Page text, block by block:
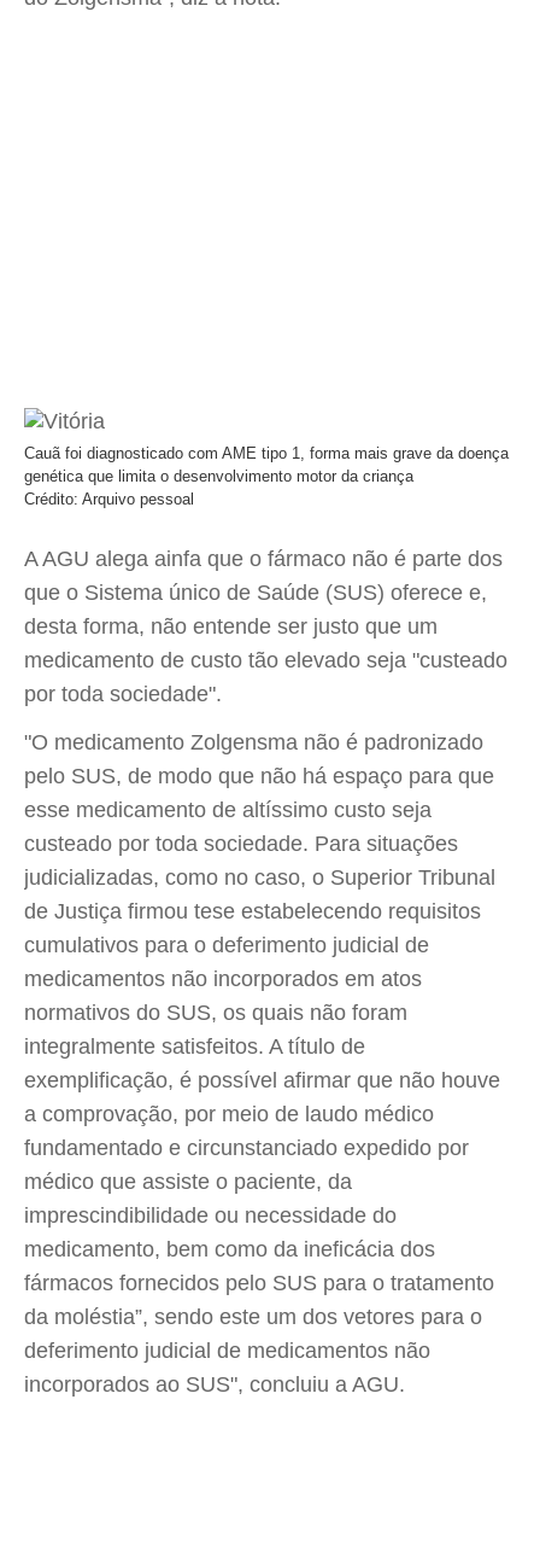
Cauã foi diagnosticado com AME tipo 1, forma mais grave da doença
genética que limita o desenvolvimento motor da criança
Crédito: Arquivo pessoal
A AGU alega ainfa que o fármaco não é parte dos
que o Sistema único de Saúde (SUS) oferece e,
desta forma, não entende ser justo que um
medicamento de custo tão elevado seja "custeado
por toda sociedade".
"O medicamento Zolgensma não é padronizado
pelo SUS, de modo que não há espaço para que
esse medicamento de altíssimo custo seja
custeado por toda sociedade. Para situações
judicializadas, como no caso, o Superior Tribunal
de Justiça firmou tese estabelecendo requisitos
cumulativos para o deferimento judicial de
medicamentos não incorporados em atos
normativos do SUS, os quais não foram
integralmente satisfeitos. A título de
exemplificação, é possível afirmar que não houve
a comprovação, por meio de laudo médico
fundamentado e circunstanciado expedido por
médico que assiste o paciente, da
imprescindibilidade ou necessidade do
medicamento, bem como da ineficácia dos
fármacos fornecidos pelo SUS para o tratamento
da moléstia”, sendo este um dos vetores para o
deferimento judicial de medicamentos não
incorporados ao SUS", concluiu a AGU.